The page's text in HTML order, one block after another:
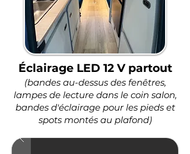
Éclairage LED 12 V partout
(bandes au-dessus des fenêtres,
lampes de lecture dans le coin salon,
bandes d'éclairage pour les pieds et
spots montés au plafond)